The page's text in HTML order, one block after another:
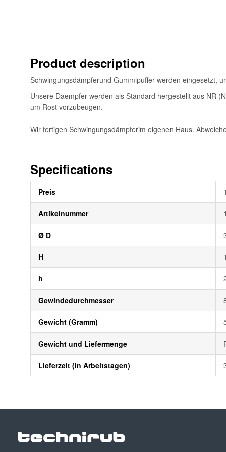
Product description
Schwingungsdämpferund Gummipuffer werden eingesetzt,
Unsere Daempfer werden als Standard hergestellt aus NR
um Rost vorzubeugen.
Wir fertigen Schwingungsdämpferim eigenen Haus.
Specifications
Informationen
Preis
Artikelnummer
Ø D
H
h
Gewindedurchmesser
Gewicht (Gramm)
Gewicht und Liefermenge
Lieferzeit (in Arbeitstagen)